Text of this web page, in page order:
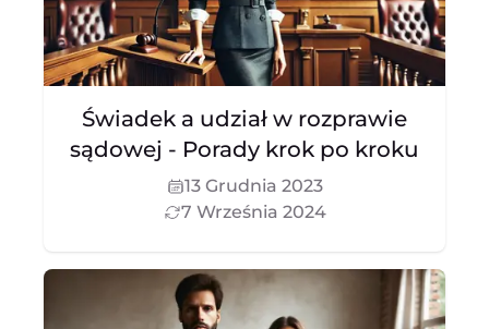
Świadek a udział w rozprawie
sądowej - Porady krok po kroku
13 Grudnia 2023
7 Września 2024